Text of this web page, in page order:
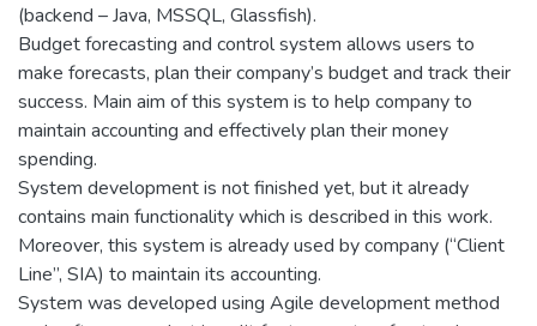
(backend – Java, MSSQL, Glassfish).
Budget forecasting and control system allows users to
make forecasts, plan their company’s budget and track their
success. Main aim of this system is to help company to
maintain accounting and effectively plan their money
spending.
System development is not finished yet, but it already
contains main functionality which is described in this work.
Moreover, this system is already used by company (“Client
Line”, SIA) to maintain its accounting.
System was developed using Agile development method